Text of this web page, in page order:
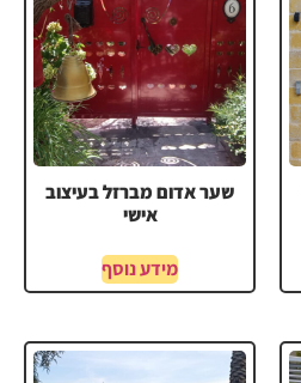
שער אדום מברזל בעיצוב
אישי
מידע נוסף